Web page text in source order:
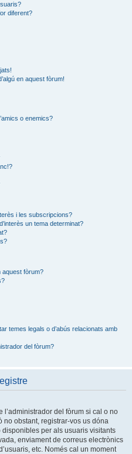
diferent?
en aquest fòrum!
o enemics?
i les subscripcions?
un tema determinat?
aquest fòrum?
temes legals o d’abús relacionats amb
del fòrum?
l’administrador del fòrum si cal o no
no obstant, registrar-vos us dóna
per als usuaris visitants
enviament de correus electrònics
etc. Només cal un moment